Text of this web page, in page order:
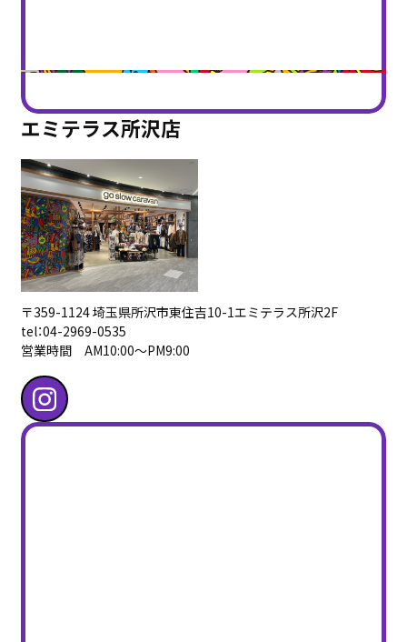
エミテラス所沢店
〒359-1124 埼玉県所沢市東住吉10-1エミテラス所沢2F
tel：04-2969-0535
営業時間 AM10:00〜PM9:00